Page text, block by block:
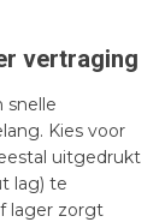
vertraging
snelle
Kies voor
uitgedrukt
lag) te
lager zorgt